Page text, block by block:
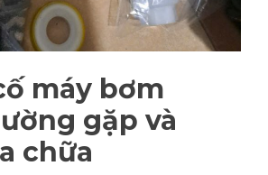
máy bơm
gặp và
chữa